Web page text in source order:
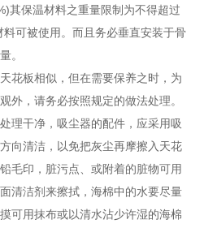
保温材料之重量限制为不得超过
可被使用。而且务必垂直安装于骨
。
板相似，但在需要保养之时，为
外，请务必按照规定的做法处理。
理干净，吸尘器的配件，应采用吸
向清洁，以免把灰尘再摩擦入天花
毛印，脏污点、或附着的脏物可用
清洁剂来擦拭，海棉中的水要尽量
可用抹布或以清水沾少许湿的海棉